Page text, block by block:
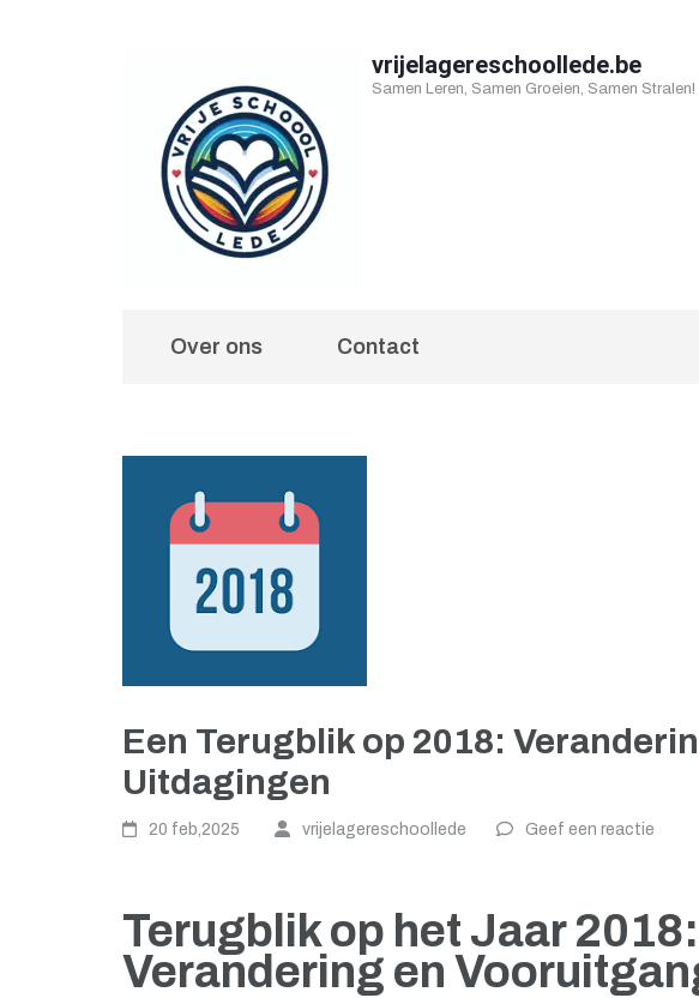
vrijelagereschoollede.be
Samen Leren, Samen Groeien, Samen Stralen!
Over ons Contact
Een Terugblik op 2018:
Uitdagingen
20 feb,2025 vrijelagereschoollede Geef een reactie
Terugblik op het Jaar
Verandering en